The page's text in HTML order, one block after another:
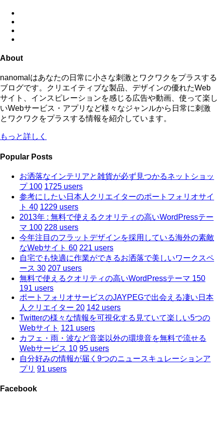
About
nanomalはあなたの日常に小さな刺激とワクワクをプラスする
ブログです。クリエイティブな製品、デザインの優れたWeb
サイト、インスピレーションを感じる広告や動画、使って楽し
いWebサービス・アプリなど様々なジャンルから日常に刺激
とワクワクをプラスする情報を紹介しています。
もっと詳しく
Popular Posts
お洒落なインテリアと雑貨が必ず見つかるネットショッ
プ 100 1725 users
参考にしたい日本人クリエイターのポートフォリオサイ
ト 40 1229 users
2013年 : 無料で使えるクオリティの高いWordPressテー
マ 100 228 users
今年注目のフラットデザインを採用している海外の素敵
なWebサイト 60 221 users
自宅でも快適に作業ができるお洒落で美しいワークスペ
ース 30 207 users
無料で使えるクオリティの高いWordPressテーマ 150
191 users
ポートフォリオサービスのJAYPEGで出会える凄い日本
人クリエイター 20 142 users
Twitterの様々な情報を可視化する見ていて楽しい5つの
Webサイト 121 users
カフェ・雨・波など音楽以外の環境音を無料で流せる
Webサービス 10 95 users
自分好みの情報が届く9つのニュースキュレーションア
プリ 91 users
Facebook